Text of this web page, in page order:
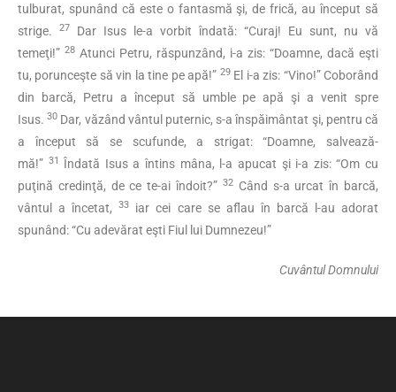
tulburat, spunând că este o fantasmă şi, de frică, au început să
strige.
27
Dar Isus le-a vorbit îndată: “Curaj! Eu sunt, nu vă
temeţi!” 28 Atunci Petru, răspunzând, i-a zis: “Doamne, dacă eşti
tu, porunceşte să vin la tine pe apă!” 29El i-a zis: “Vino!” Coborând
din barcă, Petru a început să umble pe apă şi a venit spre
Isus.30 Dar, văzând vântul puternic, s-a înspăimântat şi, pentru că
a început să se scufunde, a strigat: “Doamne, salvează-
mă!” 31
Îndată Isus a întins mâna, l-a apucat şi i-a zis: “Om cu
puţină credinţă, de ce te-ai îndoit?” 32Când s-a urcat în barcă,
vântul a încetat,33
iar cei care se aflau în barcă l-au adorat
spunând: “Cu adevărat eşti Fiul lui Dumnezeu!”
Cuvântul Domnului